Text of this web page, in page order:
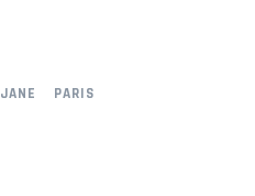
PARIS